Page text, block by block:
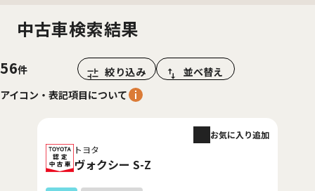
中古車検索結果
56 絞り込み
並べ替え
アイコン・表記項目について
トヨタ
ヴォクシー S-Z
お気に入り追加